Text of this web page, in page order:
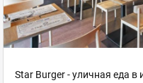
Star Burger - уличная еда в